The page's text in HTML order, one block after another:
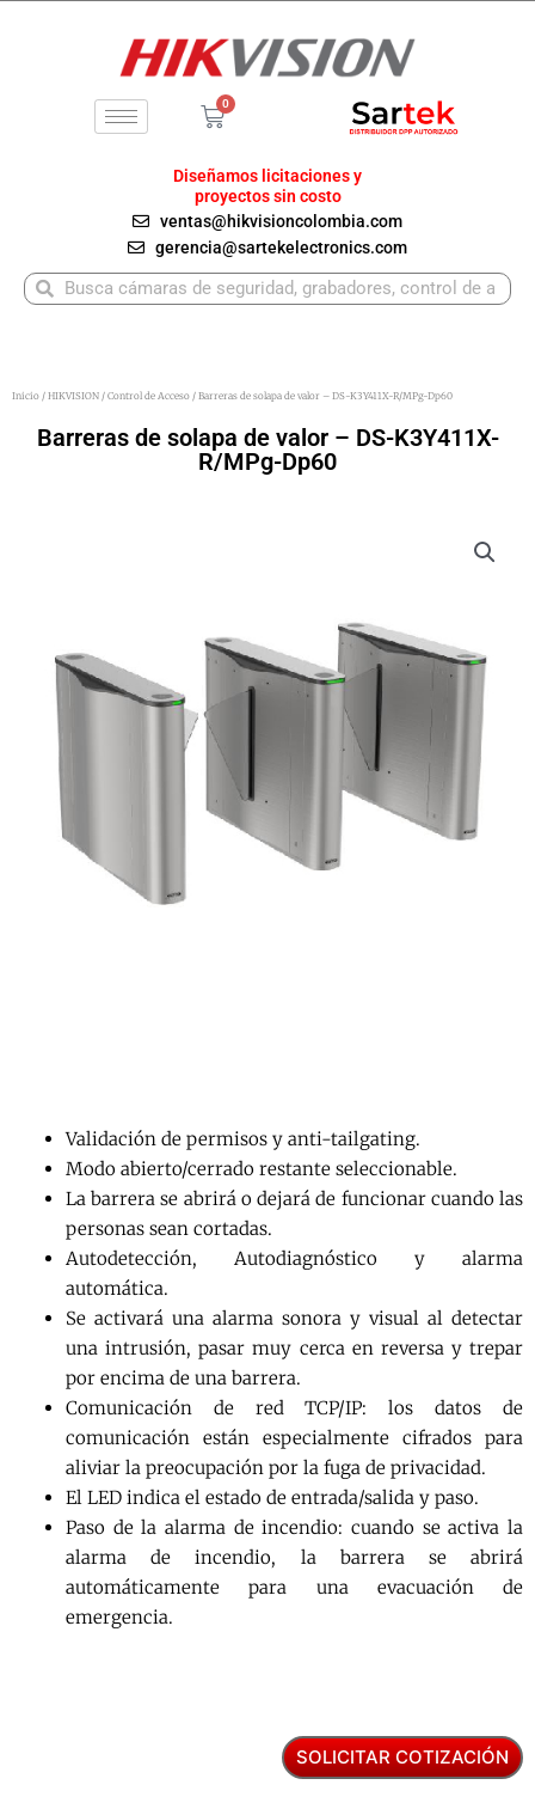
0
Carrito
Diseñamos licitaciones y
proyectos sin costo
ventas@hikvisioncolombia.com
gerencia@sartekelectronics.com
BuscarBuscar
Inicio / HIKVISION / Control de Acceso / Barreras de solapa de valor – DS-K3Y411X-R/MPg-Dp60
Barreras de solapa de valor – DS-K3Y411X-
R/MPg-Dp60
Validación de permisos y anti-tailgating.
Modo abierto/cerrado restante seleccionable.
La barrera se abrirá o dejará de funcionar cuando las
personas sean cortadas.
Autodetección, Autodiagnóstico y alarma
automática.
Se activará una alarma sonora y visual al detectar
una intrusión, pasar muy cerca en reversa y trepar
por encima de una barrera.
Comunicación de red TCP/IP: los datos de
comunicación están especialmente cifrados para
aliviar la preocupación por la fuga de privacidad.
El LED indica el estado de entrada/salida y paso.
Paso de la alarma de incendio: cuando se activa la
alarma de incendio, la barrera se abrirá
automáticamente para una evacuación de
emergencia.
SOLICITAR COTIZACIÓN